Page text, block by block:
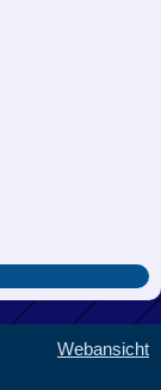
Webansicht